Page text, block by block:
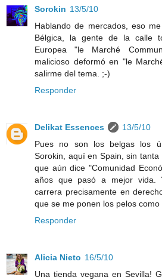
Sorokin 13/5/10
Hablando de mercados, eso
Bélgica, la gente de la calle
Europea "le Marché
malicioso deformó en "le
salirme del tema. ;-)
Responder
Delikat Essences
13/5/10
Pues no son los belgas los
Sorokin, aquí en Spain, sin
que aún dice "Comunidad
años que pasó a mejor vida.
carrera precisamente en
que se me ponen los pelos como
Responder
Alicia Nieto 16/5/10
Una tienda vegana en Sevilla!